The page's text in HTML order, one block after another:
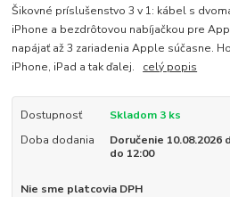
Šikovné príslušenstvo 3 v 1: kábel s
iPhone a bezdrôtovou nabíjačkou pre
napájať až 3 zariadenia Apple súčasne.
iPhone, iPad a tak ďalej. celý popis
Dostupnosť
Skladom 3 ks
Doba dodania
Doručenie 10.08.2026
do 12:00
Nie sme platcovia DPH